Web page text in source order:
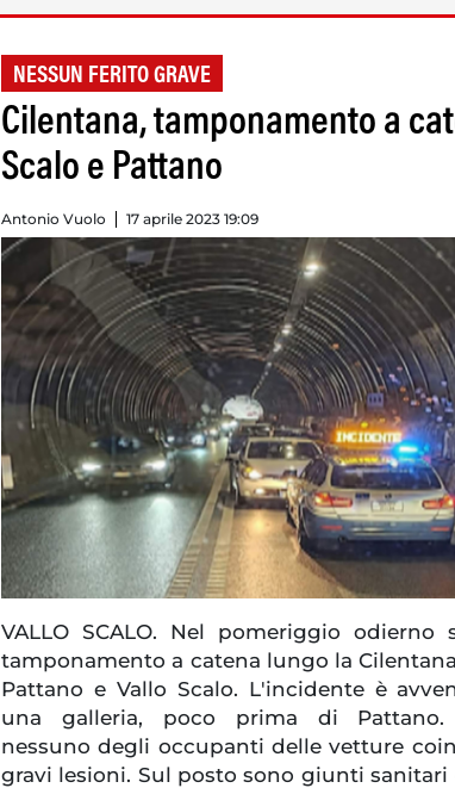
NESSUN FERITO GRAVE
Cilentana, tamponamento a
Scalo e Pattano
Antonio Vuolo 17 aprile 2023 19:09
VALLO SCALO. Nel pomeriggio
tamponamento a catena lungo la
Pattano e Vallo Scalo. L'incidente è
una galleria, poco prima di Pattano.
nessuno degli occupanti delle vetture
gravi lesioni. Sul posto sono giunti sanitari